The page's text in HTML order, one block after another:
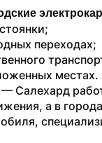
переходах;
местах.
— Салехард
а в